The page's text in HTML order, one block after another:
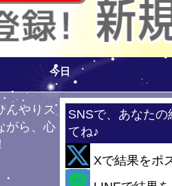
今日
んやりス
がら、心
SNSで、あなた
てね♪
Xで結果をポ